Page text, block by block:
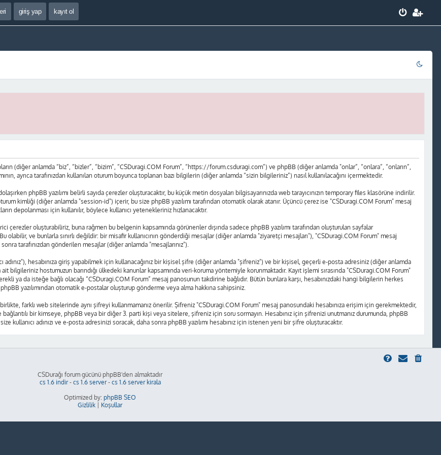
giriş yap kayıt ol
(diğer anlamda “biz”, “bizler”, “bizim”, “CSDuragi.COM Forum”, “https://forum.csduragi.com”) ve phpBB (diğer anlamda "onlar”, “onlara”, “onların”,
ayrıca tarafınızdan kullanılan oturum boyunca toplanan bazı bilgilerin (diğer anlamda “sizin bilgileriniz”) nasıl kullanılacağını içermektedir.
phpBB yazılımı belirli sayıda çerezler oluşturacaktır, bu küçük metin dosyaları bilgisayarınızda web tarayıcınızın temporary files klasörüne indirilir.
kimliği (diğer anlamda "session-id") içerir, bu size phpBB yazılımı tarafından otomatik olarak atanır. Üçüncü çerez ise "CSDuragi.COM Forum" mesaj
depolanması için kullanılır, böylece kullanıcı yetenekleriniz hızlanacaktır.
çerezler oluşturabiliriz, buna rağmen bu belgenin kapsamında görünenler dışında sadece phpBB yazılımı tarafından oluşturulan sayfalar
ve bunlarla sınırlı değildir: bir misafir kullanıcının gönderdiği mesajlar (diğer anlamda "ziyaretçi mesajları"), "CSDuragi.COM Forum" mesaj
tarafınızdan gönderilen mesajlar (diğer anlamda "mesajlarınız").
adınız"), hesabınıza giriş yapabilmek için kullanacağınız bir kişisel şifre (diğer anlamda "şifreniz") ve bir kişisel, geçerli e-posta adresiniz (diğer anlamda
bilgileriniz hostumuzun barındığı ülkedeki kanunlar kapsamında veri-koruma yöntemiyle korunmaktadır. Kayıt işlemi sırasında "CSDuragi.COM Forum"
ya da isteğe bağlı olacağı “CSDuragi.COM Forum” mesaj panosunun takdirine bağlıdır. Bütün bunlara karşı, hesabınızdaki hangi bilgilerin herkes
yazılımından otomatik e-postalar oluşturup gönderme veya alma hakkına sahipsiniz.
farklı web sitelerinde aynı şifreyi kullanmamanız önerilir. Şifreniz "CSDuragi.COM Forum" mesaj panosundaki hesabınıza erişim için gerekmektedir,
bir kimseye, phpBB veya bir diğer 3. parti kişi veya sitelere, şifreniz için soru sormayın. Hesabınız için şifrenizi unutmanız durumunda, phpBB
kullanıcı adınızı ve e-posta adresinizi soracak, daha sonra phpBB yazılımı hesabınız için istenen yeni bir şifre oluşturacaktır.
CSDurağı forum gücünü phpBB'den almaktadır
cs 1.6 indir- cs 1.6 server- cs 1.6 server kirala
Optimized by: phpBB SEO
Gizlilik
Koşullar